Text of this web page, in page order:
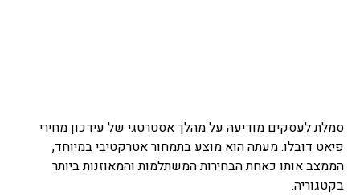
סמלת לעסקים מודיעה על מהלך אסטרטגי של עידכון מחירי
פיאט דובלו. מעתה הוא מוצע בתמחור אטרקטיבי במיוחד,
הממצב אותו כאחת הבחירות המשתלמות והמאוזנות ביותר
בקטגוריה.